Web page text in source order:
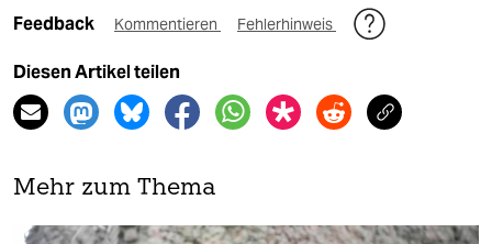
Feedback Kommentieren Fehlerhinweis
Diesen Artikel teilen
Mehr zum Thema